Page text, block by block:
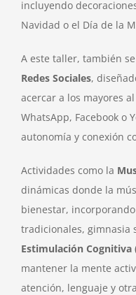
incluyendo
Navidad o el Día de la
A este taller, también
Redes Sociales,
acercar a los mayores
WhatsApp, Facebook o
autonomía y conexión
Actividades como la
dinámicas donde la
bienestar,
tradicionales, gimnasia
Estimulación Cognitiva
mantener la mente
atención, lenguaje y